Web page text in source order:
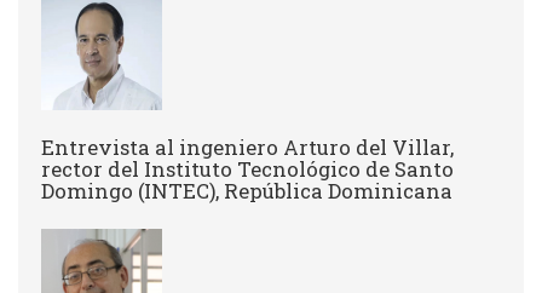
Entrevista al ingeniero Arturo del Villar,
rector del Instituto Tecnológico de Santo
Domingo (INTEC), República Dominicana